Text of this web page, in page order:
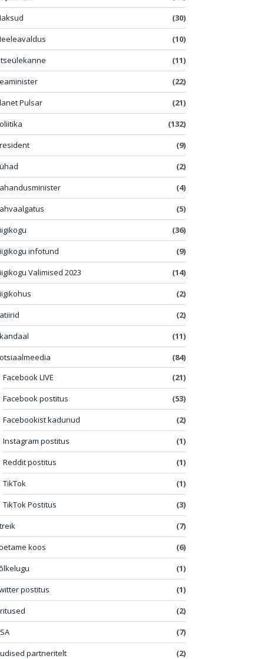
(30)
(10)
(11)
(22)
Pulsar
(21)
(132)
(9)
(2)
(4)
(5)
(36)
infotund
(9)
Valimised 2023
(14)
(2)
(2)
(11)
(84)
Facebook LIVE
(21)
Facebook postitus
(53)
Facebookist kadunud
(2)
Instagram postitus
(1)
Reddit postitus
(1)
TikTok
(1)
TikTok Postitus
(3)
(7)
koos
(6)
(1)
postitus
(1)
(2)
(7)
partneritelt
(2)